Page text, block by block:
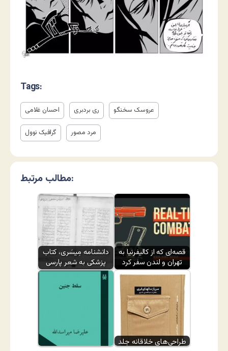
Tags:
احسان غلامی ری بردبری عروسک سخنگو
گرافیک نوول مرد مصور
مطالب مرتبط:
دانشنامه مِیسَری، کتاب
پزشکی به شعر پارسی
قصه‌ای که از کالیفرنیا به
تهران و لندن سفر کرد
طراحی‌های خلاقانه جلد